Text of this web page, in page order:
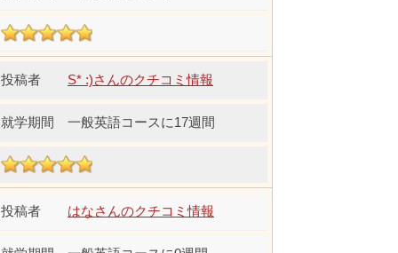
S* :)さんのクチコミ情報
一般英語コースに17週間
はなさんのクチコミ情報